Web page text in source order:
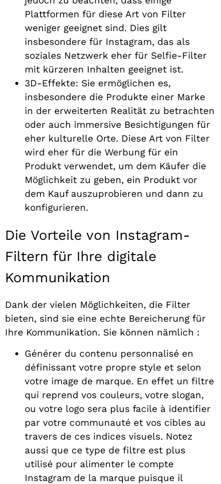
Plattformen für diese Art von Filter
weniger geeignet sind. Dies gilt
insbesondere für Instagram, das als
soziales Netzwerk eher für Selfie-Filter
mit kürzeren Inhalten geeignet ist.
3D-Effekte: Sie ermöglichen es,
insbesondere die Produkte einer Marke
in der erweiterten Realität zu betrachten
oder auch immersive Besichtigungen für
eher kulturelle Orte. Diese Art von Filter
wird eher für die Werbung für ein
Produkt verwendet, um dem Käufer die
Möglichkeit zu geben, ein Produkt vor
dem Kauf auszuprobieren und dann zu
konfigurieren.
Die Vorteile von Instagram-
Filtern für Ihre digitale
Kommunikation
Dank der vielen Möglichkeiten, die Filter
bieten, sind sie eine echte Bereicherung für
Ihre Kommunikation. Sie können nämlich :
Générer du contenu personnalisé en
définissant votre propre style et selon
votre image de marque. En effet un filtre
qui reprend vos couleurs, votre slogan,
ou votre logo sera plus facile à identifier
par votre communauté et vos cibles au
travers de ces indices visuels. Notez
aussi que ce type de filtre est plus
utilisé pour alimenter le compte
Instagram de la marque puisque il